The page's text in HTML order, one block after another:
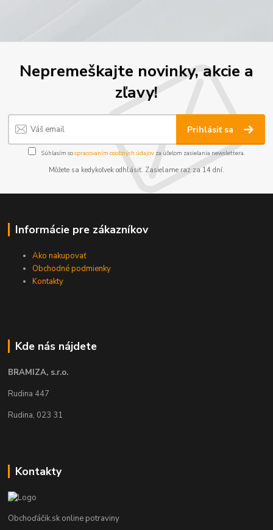
Nepremeškajte novinky, akcie a
zľavy!
Prihlásiť sa
Súhlasím sospracovaním osobných údajov za účelom zasielania newslettera.
Môžete sa kedykoľvek odhlásiť. Zasielame raz za 14 dní.
Informácie pre zákazníkov
Ako nakupovať
Obchodné podmienky
Kontakty
Kde nás nájdete
BRAMIZA, s.r.o.
Rudina 447
Rudina, 023 31
Kontakty
Obchoďáčik.sk online potraviny